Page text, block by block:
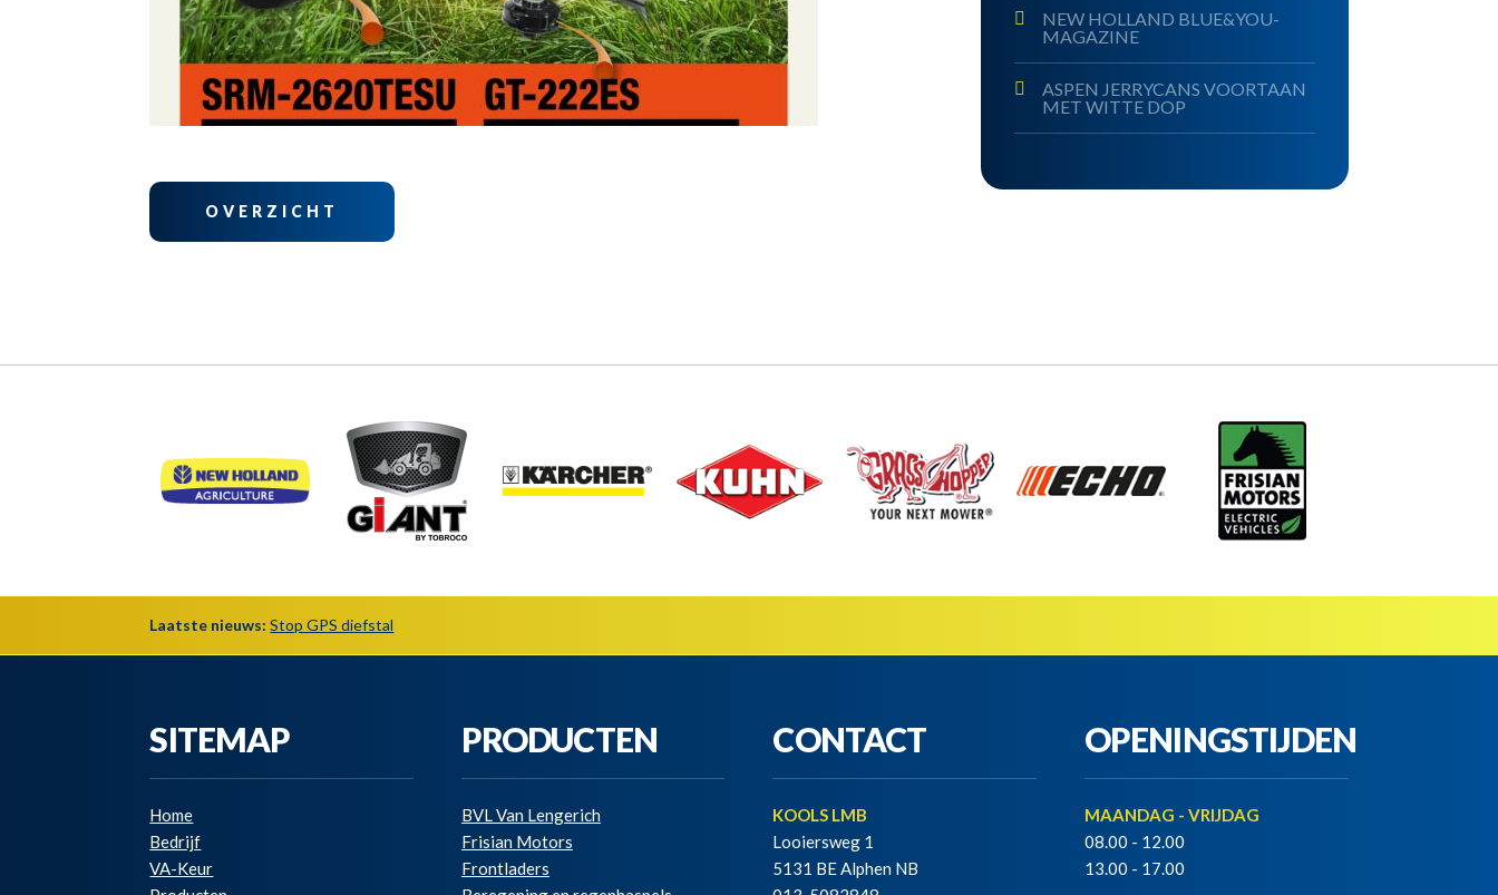
OVERZICHT
NEW HOLLAND BLUE&YOU-
MAGAZINE
ASPEN JERRYCANS VOORTAAN
MET WITTE DOP
Laatste nieuws: Stop GPS diefstal
SITEMAP
Home
Bedrijf
VA-Keur
PRODUCTEN
BVL Van Lengerich
Frisian Motors
Frontladers
CONTACT
KOOLS LMB
Looiersweg 1
5131 BE Alphen NB
OPENINGSTIJDEN
MAANDAG - VRIJDAG
08.00 - 12.00
13.00 - 17.00